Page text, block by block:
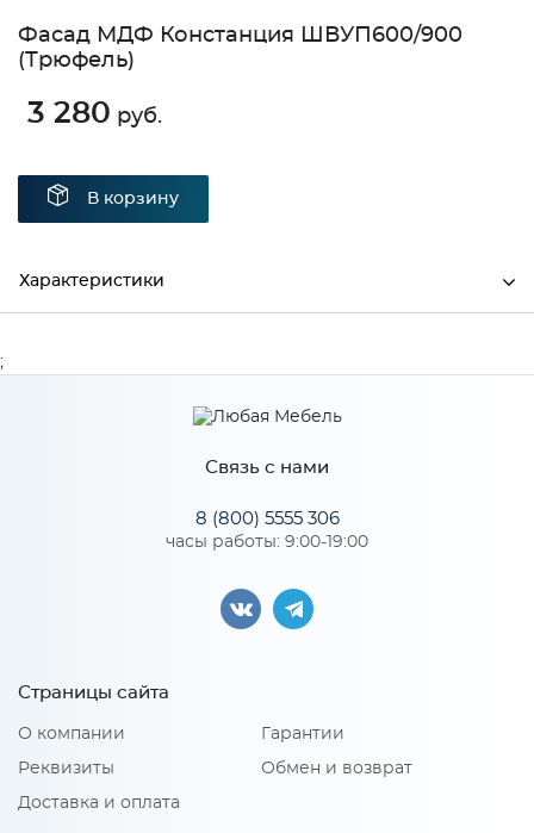
Фасад МДФ Констанция ШВУП600/900
(Трюфель)
3 280 руб.
В корзину
Характеристики
Количество упаковок: 1
Связь с нами
8 (800) 5555 306
часы работы: 9:00-19:00
Страницы сайта
О компании
Реквизиты
Доставка и оплата
Гарантии
Обмен и возврат
;